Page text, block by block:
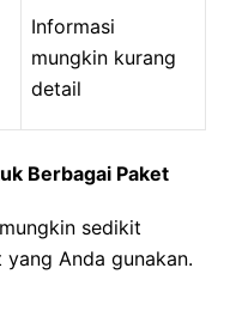
Informasi
mungkin kurang
detail
Berbagai Paket
sedikit
Anda gunakan.